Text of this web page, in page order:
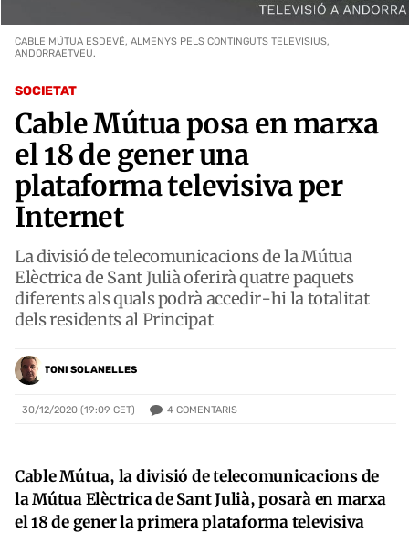
SOCIETAT
Cable Mútua posa en marxa
el 18 de gener una
plataforma televisiva per
Internet
La divisió de telecomunicacions de la Mútua
Elèctrica de Sant Julià oferirà quatre paquets
diferents als quals podrà accedir-hi la totalitat
dels residents al Principat
TONI SOLANELLES
30/12/2020 (19:09 CET) 4 COMENTARIS
CABLE MÚTUA ESDEVÉ, ALMENYS PELS CONTINGUTS TELEVISIUS,
ANDORRAETVEU.
Cable Mútua, la divisió de telecomunicacions de
la Mútua Elèctrica de Sant Julià, posarà en marxa
el 18 de gener la primera plataforma televisiva